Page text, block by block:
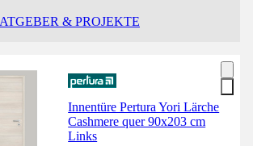
& PROJEKTE
Innentüre Pertura Yori Lärche
Cashmere quer 90x203 cm
Links